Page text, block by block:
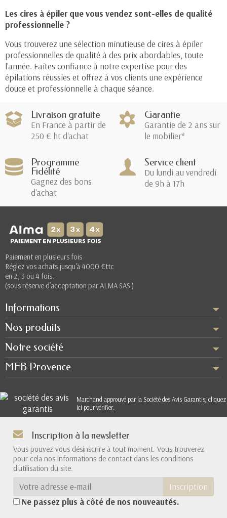
(1 avis)
Les cires à épiler que vous vendez sont-elles de qualité
professionnelle ?
Vous trouverez une sélection minutieuse de cires à épiler
professionnelles de qualité à des prix abordables, toute
l'année. Faites confiance à notre expertise pour des
épilations réussies et offrez à vos clients une expérience
douce et professionnelle à chaque séance.
Livraison gratuite
En France à partir de
250 € ht d'achat
Garantie
Garantie de 2 ans sur
le mobilier*
Programme
Fidélité
Gagnez des bons
d'achat
Service client
Du lundi au vendredi
de 9h à 17h
Paiement en plusieurs fois
Réglez vos achats jusqu'à 4000 €ttc
en 2, 3 ou 4 fois.
(sous réserve d’acceptation par ALMA SAS )
Informations
Nos produits
Notre société
MFB Provence
Marchand approuvé par la Société des Avis Garantis, cliquez
ici pour vérifier.
Inscription à la newsletter
Vous pouvez vous désinscrire à tout moment. Vous trouverez
pour cela nos informations de contact dans les conditions
d'utilisation du site.
Inscription
Ne passez plus à côté de nos nouveautés.